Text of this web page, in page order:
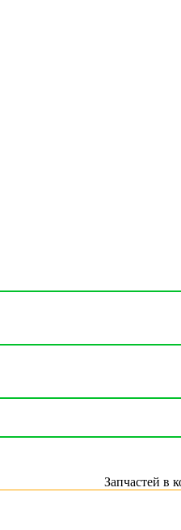
Запчастей в